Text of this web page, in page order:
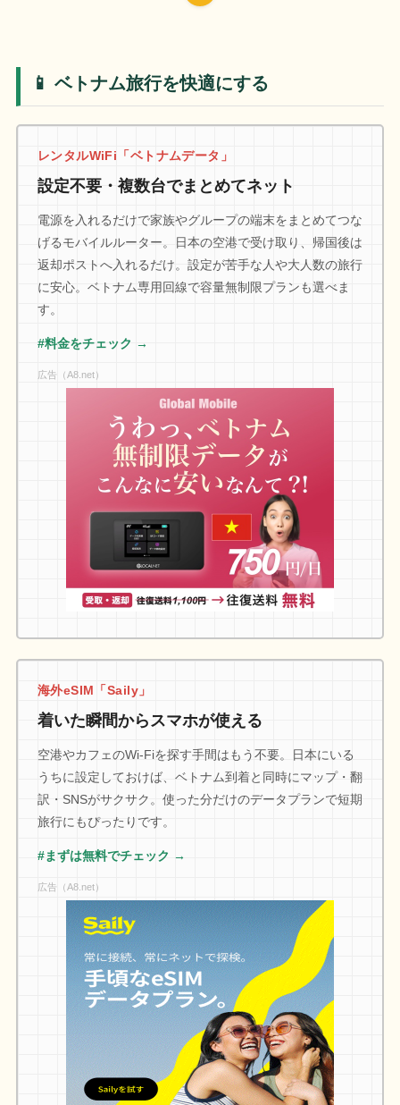
📱 ベトナム旅行を快適にする
レンタルWiFi「ベトナムデータ」
設定不要・複数台でまとめてネット
電源を入れるだけで家族やグループの端末をまとめてつな
げるモバイルルーター。日本の空港で受け取り、帰国後は
返却ポストへ入れるだけ。設定が苦手な人や大人数の旅行
に安心。ベトナム専用回線で容量無制限プランも選べま
す。
#料金をチェック →
広告（A8.net）
海外eSIM「Saily」
着いた瞬間からスマホが使える
空港やカフェのWi-Fiを探す手間はもう不要。日本にいる
うちに設定しておけば、ベトナム到着と同時にマップ・翻
訳・SNSがサクサク。使った分だけのデータプランで短期
旅行にもぴったりです。
#まずは無料でチェック →
広告（A8.net）